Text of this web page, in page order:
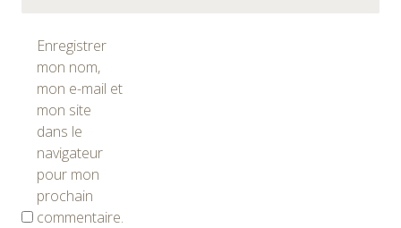
Enregistrer
mon nom,
mon e-mail et
mon site
dans le
navigateur
pour mon
prochain
commentaire.